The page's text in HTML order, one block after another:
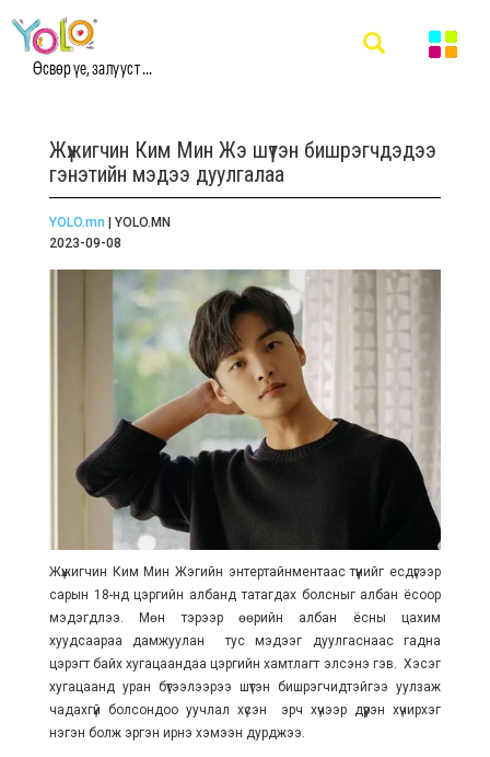
Өсвөр үе, залууст ...
Жүжигчин Ким Мин Жэ шүтэн бишрэгчдэдээ
гэнэтийн мэдээ дуулгалаа
YOLO.mn | YOLO.MN
2023-09-08
Жүжигчин Ким Мин Жэгийн энтертайнментаас түүнийг есдүгээр
сарын 18-нд цэргийн албанд татагдах болсныг албан ёсоор
мэдэгдлээ. Мөн тэрээр өөрийн албан ёсны цахим
хуудсаараа дамжуулан тус мэдээг дуулгаснаас гадна
цэрэгт байх хугацаандаа цэргийн хамтлагт элсэнэ гэв. Хэсэг
хугацаанд уран бүтээлээрээ шүтэн бишрэгчидтэйгээ уулзаж
чадахгүй болсондоо уучлал хүсэн эрч хүчээр дүүрэн хүчирхэг
нэгэн болж эргэн ирнэ хэмээн дурджээ.